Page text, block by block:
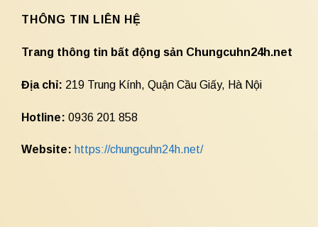
THÔNG TIN LIÊN HỆ
Trang thông tin bất động sản Chungcuhn24h.net
Địa chỉ: 219 Trung Kính, Quận Cầu Giấy, Hà Nội
Hotline: 0936 201 858
Website: https://chungcuhn24h.net/